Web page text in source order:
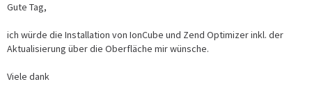
Gute Tag,
ich würde die Installation von IonCube und Zend Optimizer inkl. der
Aktualisierung über die Oberfläche mir wünsche.
Viele dank